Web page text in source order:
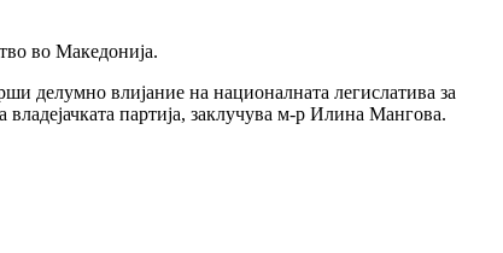
во Македонија.
делумно влијание на националната легислатива за
партија, заклучува м-р Илина Мангова.